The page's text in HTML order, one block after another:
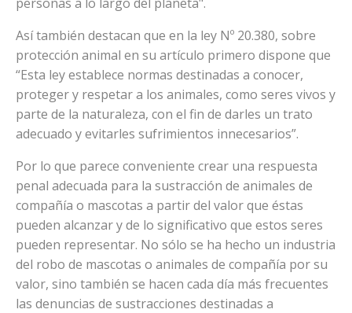
Así también destacan que en la ley Nº 20.380, sobre
protección animal en su artículo primero dispone que
“Esta ley establece normas destinadas a conocer,
proteger y respetar a los animales, como seres vivos y
parte de la naturaleza, con el fin de darles un trato
adecuado y evitarles sufrimientos innecesarios”.
Por lo que parece conveniente crear una respuesta
penal adecuada para la sustracción de animales de
compañía o mascotas a partir del valor que éstas
pueden alcanzar y de lo significativo que estos seres
pueden representar. No sólo se ha hecho un industria
del robo de mascotas o animales de compañía por su
valor, sino también se hacen cada día más frecuentes
las denuncias de sustracciones destinadas a